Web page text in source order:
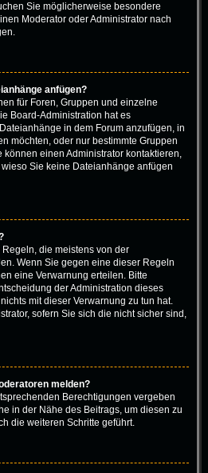
Sie möglicherweise besondere
Moderator oder Administrator nach
anfügen?
für Foren, Gruppen und einzelne
Board-Administration hat es
in dem Forum anzufügen, in
möchten, oder nur bestimmte Gruppen
einen Administrator kontaktieren,
Sie keine Dateianhänge anfügen
die meistens von der
Wenn Sie gegen eine dieser Regeln
eine Verwarnung erteilen. Bitte
der Administration dieses
mit dieser Verwarnung zu tun hat.
sofern Sie sich die nicht sicher sind,
melden?
Berechtigungen vergeben
in der Nähe des Beitrags, um diesen zu
die weiteren Schritte geführt.